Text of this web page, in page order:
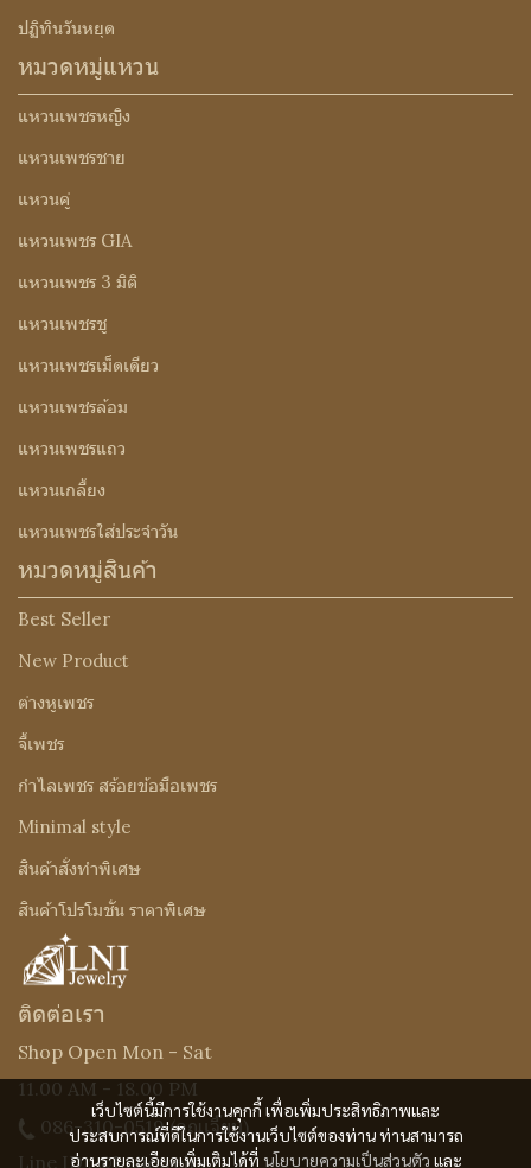
เว็บไซต์นี้มีการใช้งานคุกกี้ เพื่อเพิ่มประสิทธิภาพและ
ประสบการณ์ที่ดีในการใช้งานเว็บไซต์ของท่าน ท่านสามารถ
อ่านรายละเอียดเพิ่มเติมได้ที่ นโยบายความเป็นส่วนตัว และ
ปฏิทินวันหยุด
หมวดหมู่แหวน
แหวนเพชรหญิง
แหวนเพชรชาย
แหวนคู่
แหวนเพชร GIA
แหวนเพชร 3 มิติ
แหวนเพชรชู
แหวนเพชรเม็ดเดียว
แหวนเพชรล้อม
แหวนเพชรแถว
แหวนเกลี้ยง
แหวนเพชรใส่ประจำวัน
หมวดหมู่สินค้า
Best Seller
New Product
ต่างหูเพชร
จี้เพชร
กำไลเพชร สร้อยข้อมือเพชร
Minimal style
สินค้าสั่งทำพิเศษ
สินค้าโปรโมชั่น ราคาพิเศษ
ติดต่อเรา
Shop Open Mon - Sat
11.00 AM - 18.00 PM
086-310-0519(คุณเจี๊ยบ)
Line ID : @Lnijewelry